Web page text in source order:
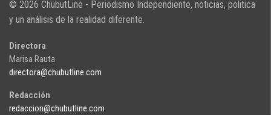
© 2026 ChubutLine - Periodismo Independiente, noticias, politica
y un análisis de la realidad diferente.
Directora
Marisa Rauta
directora@chubutline.com
Redacción
redaccion@chubutline.com